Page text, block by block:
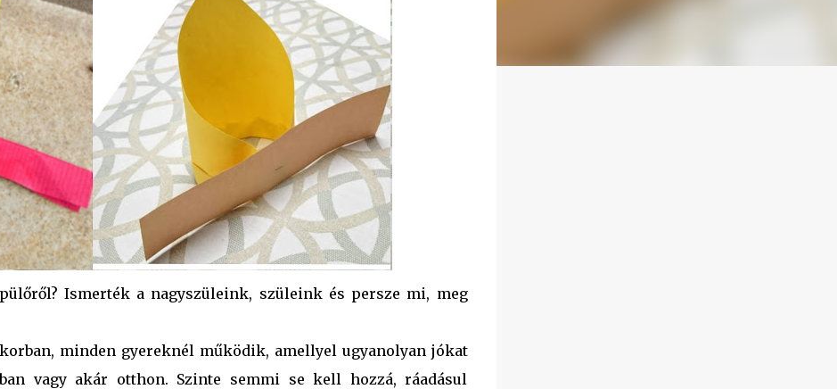
Ismerték a nagyszüleink, szüleink és persze mi, meg
minden gyereknél működik, amellyel ugyanolyan jókat
vagy akár otthon. Szinte semmi se kell hozzá, ráadásul